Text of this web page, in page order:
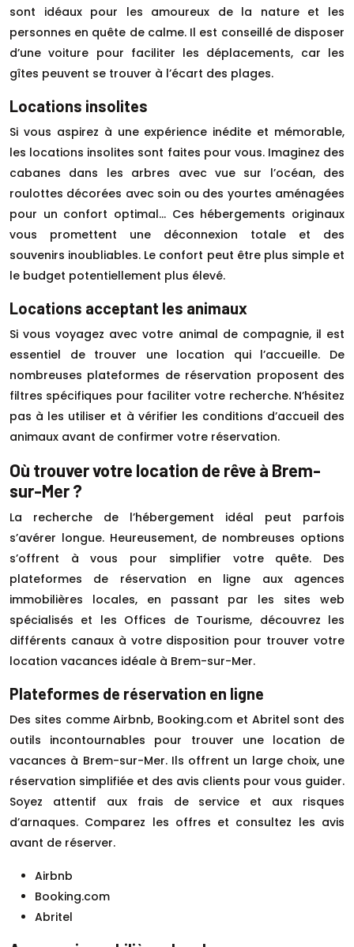
sont idéaux pour les amoureux de la nature et les
personnes en quête de calme. Il est conseillé de disposer
d’une voiture pour faciliter les déplacements, car les
gîtes peuvent se trouver à l’écart des plages.
Locations insolites
Si vous aspirez à une expérience inédite et mémorable,
les locations insolites sont faites pour vous. Imaginez des
cabanes dans les arbres avec vue sur l’océan, des
roulottes décorées avec soin ou des yourtes aménagées
pour un confort optimal… Ces hébergements originaux
vous promettent une déconnexion totale et des
souvenirs inoubliables. Le confort peut être plus simple et
le budget potentiellement plus élevé.
Locations acceptant les animaux
Si vous voyagez avec votre animal de compagnie, il est
essentiel de trouver une location qui l’accueille. De
nombreuses plateformes de réservation proposent des
filtres spécifiques pour faciliter votre recherche. N’hésitez
pas à les utiliser et à vérifier les conditions d’accueil des
animaux avant de confirmer votre réservation.
Où trouver votre location de rêve à Brem-
sur-Mer ?
La recherche de l’hébergement idéal peut parfois
s’avérer longue. Heureusement, de nombreuses options
s’offrent à vous pour simplifier votre quête. Des
plateformes de réservation en ligne aux agences
immobilières locales, en passant par les sites web
spécialisés et les Offices de Tourisme, découvrez les
différents canaux à votre disposition pour trouver votre
location vacances idéale à Brem-sur-Mer.
Plateformes de réservation en ligne
Des sites comme Airbnb, Booking.com et Abritel sont des
outils incontournables pour trouver une location de
vacances à Brem-sur-Mer. Ils offrent un large choix, une
réservation simplifiée et des avis clients pour vous guider.
Soyez attentif aux frais de service et aux risques
d’arnaques. Comparez les offres et consultez les avis
avant de réserver.
Airbnb
Booking.com
Abritel